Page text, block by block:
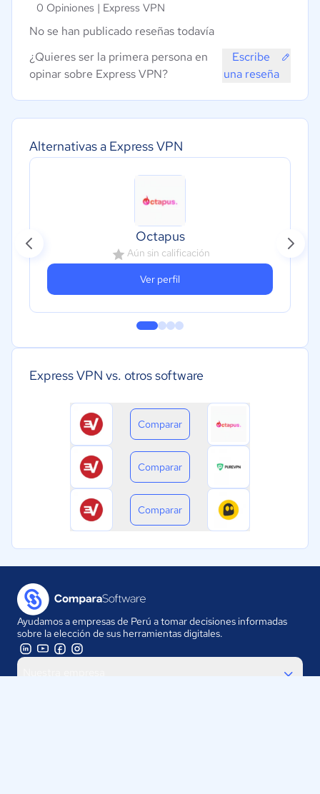
Alternativas a Express VPN
Octapus
Aún sin calificación
Ver perfil
Express VPN vs. otros software
Comparar
Comparar
Comparar
0 Opiniones | Express VPN
No se han publicado reseñas todavía
¿Quieres ser la primera persona en
opinar sobre Express VPN?
Escribe
una reseña
Ayudamos a empresas de Perú a tomar decisiones informadas
sobre la elección de sus herramientas digitales.